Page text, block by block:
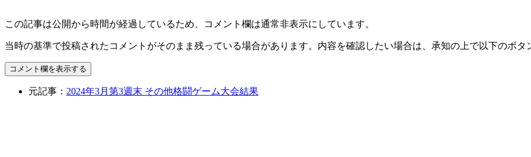
この記事は公開から時間が経過しているため、コメント欄は通常非表示にしています。
当時の基準で投稿されたコメントがそのまま残っている場合があります。内容を確認したい場合は、承知の上で以下のボタ
コメント欄を表示する
元記事： 2024年3月第3週末 その他格闘ゲーム大会結果